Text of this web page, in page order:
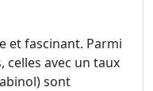
et fascinant. Parmi
celles avec un taux
sont